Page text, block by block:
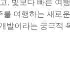
빛보다 빠른 여
여행하는 새로